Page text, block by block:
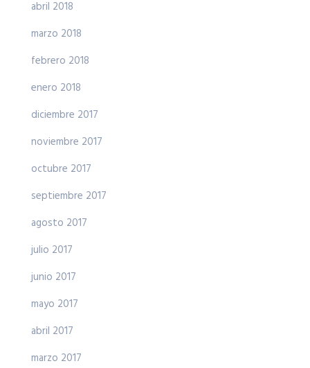
abril 2018
marzo 2018
febrero 2018
enero 2018
diciembre 2017
noviembre 2017
octubre 2017
septiembre 2017
agosto 2017
julio 2017
junio 2017
mayo 2017
abril 2017
marzo 2017